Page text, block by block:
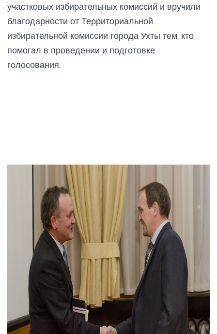
участковых избирательных комиссий и вручили
благодарности от Территориальной
избирательной комиссии города Ухты тем, кто
помогал в проведении и подготовке
голосования.